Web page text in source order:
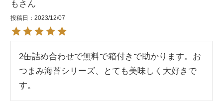
も
投稿日 2023/12/07
2缶詰め合わせで無料で箱付きで助かります。お
つまみ海苔シリーズ、とても美味しく大好きで
す。